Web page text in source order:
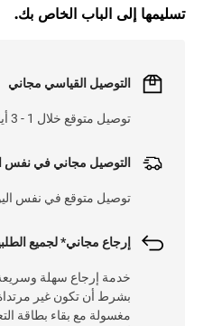
تسليمها إلى الباب الخاص بك.
التوصيل القياسي مجاني
توصيل متوقع خلال 1 - 3 أيام عمل على 300 د.إ.
التوصيل مجاني في نفس
توصيل متوقع في نفس اليوم
إرجاع مجاني* لجميع
بشرط أن تكون غير
مغسولة مع بقاء بطاقة